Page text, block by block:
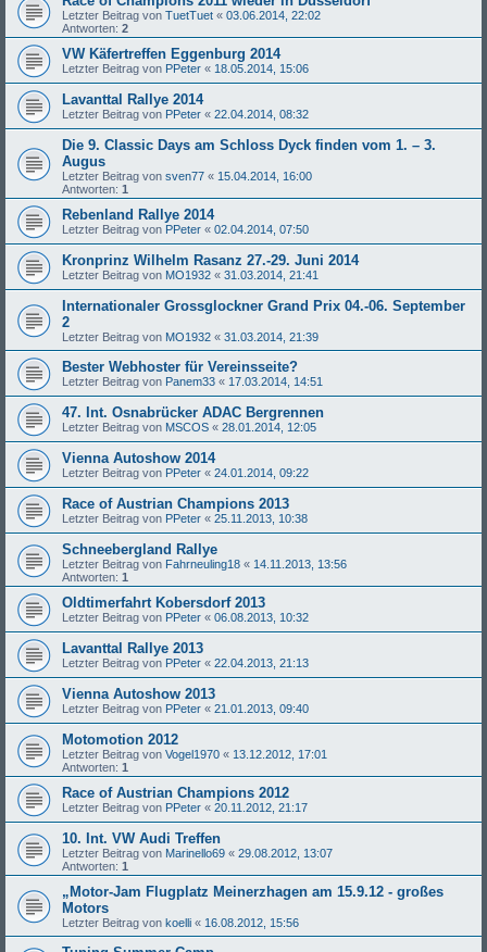
Letzter Beitrag von TuetTuet « 03.06.2014, 22:02
Antworten: 2
VW Käfertreffen Eggenburg 2014
Letzter Beitrag von PPeter « 18.05.2014, 15:06
Lavanttal Rallye 2014
Letzter Beitrag von PPeter « 22.04.2014, 08:32
Die 9. Classic Days am Schloss Dyck finden vom 1. – 3.
Augus
Letzter Beitrag von sven77 « 15.04.2014, 16:00
Antworten: 1
Rebenland Rallye 2014
Letzter Beitrag von PPeter « 02.04.2014, 07:50
Kronprinz Wilhelm Rasanz 27.-29. Juni 2014
Letzter Beitrag von MO1932 « 31.03.2014, 21:41
Internationaler Grossglockner Grand Prix 04.-06. September
2
Letzter Beitrag von MO1932 « 31.03.2014, 21:39
Bester Webhoster für Vereinsseite?
Letzter Beitrag von Panem33 « 17.03.2014, 14:51
47. Int. Osnabrücker ADAC Bergrennen
Letzter Beitrag von MSCOS « 28.01.2014, 12:05
Vienna Autoshow 2014
Letzter Beitrag von PPeter « 24.01.2014, 09:22
Race of Austrian Champions 2013
Letzter Beitrag von PPeter « 25.11.2013, 10:38
Schneebergland Rallye
Letzter Beitrag von Fahrneuling18 « 14.11.2013, 13:56
Antworten: 1
Oldtimerfahrt Kobersdorf 2013
Letzter Beitrag von PPeter « 06.08.2013, 10:32
Lavanttal Rallye 2013
Letzter Beitrag von PPeter « 22.04.2013, 21:13
Vienna Autoshow 2013
Letzter Beitrag von PPeter « 21.01.2013, 09:40
Motomotion 2012
Letzter Beitrag von Vogel1970 « 13.12.2012, 17:01
Antworten: 1
Race of Austrian Champions 2012
Letzter Beitrag von PPeter « 20.11.2012, 21:17
10. Int. VW Audi Treffen
Letzter Beitrag von Marinello69 « 29.08.2012, 13:07
Antworten: 1
„Motor-Jam Flugplatz Meinerzhagen am 15.9.12 - großes
Motors
Letzter Beitrag von koelli « 16.08.2012, 15:56